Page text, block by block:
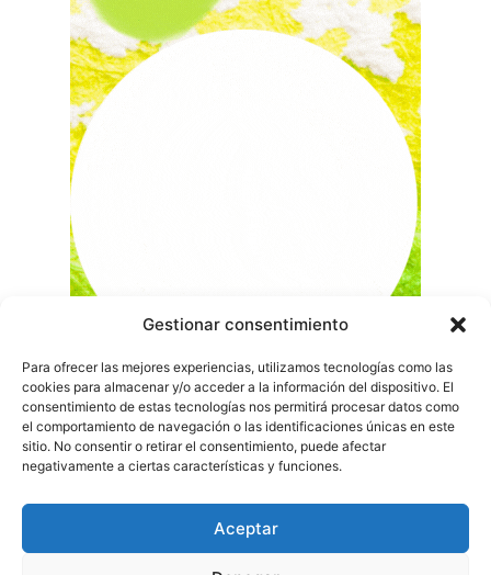
Gestionar consentimiento
Para ofrecer las mejores experiencias, utilizamos tecnologías como las
cookies para almacenar y/o acceder a la información del dispositivo. El
consentimiento de estas tecnologías nos permitirá procesar datos como
el comportamiento de navegación o las identificaciones únicas en este
sitio. No consentir o retirar el consentimiento, puede afectar
negativamente a ciertas características y funciones.
Aceptar